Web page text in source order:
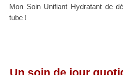
Mon Soin Unifiant Hydratant de
tube !